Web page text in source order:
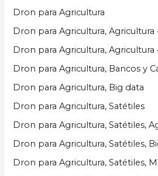
Dron para Agricultura
Dron para Agricultura, Agricultura
Dron para Agricultura, Agricultura
Dron para Agricultura, Bancos y
Dron para Agricultura, Big data
Dron para Agricultura, Satétiles
Dron para Agricultura, Satétiles,
Dron para Agricultura, Satétiles,
Dron para Agricultura, Satétiles,